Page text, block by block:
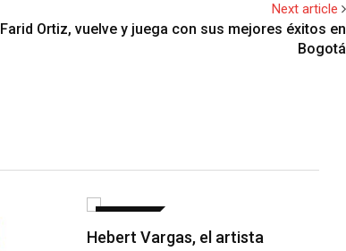
Next article
Farid Ortiz, vuelve y juega con sus mejores éxitos en
Bogotá
Hebert Vargas, el artista